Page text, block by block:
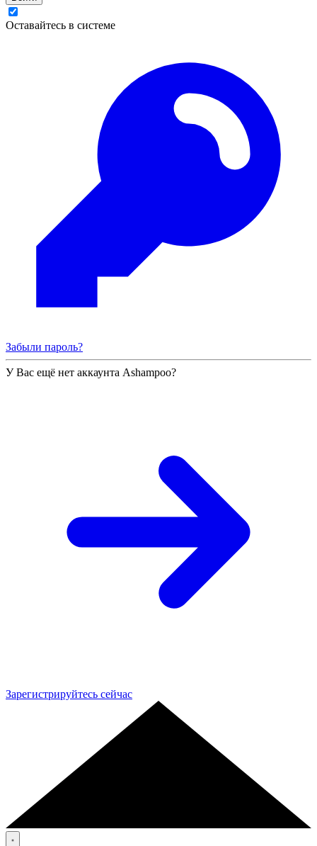
Оставайтесь в системе
Забыли пароль?
У Вас ещё нет аккаунта Ashampoo?
Зарегистрируйтесь сейчас